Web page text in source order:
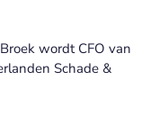
wordt CFO van
Schade &